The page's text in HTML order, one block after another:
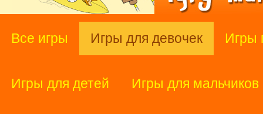
Все игры Игры для девочек Игры
Игры для детей Игры для мальчиков